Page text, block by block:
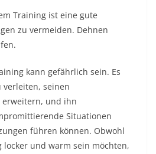
Training ist eine gute
zu vermeiden. Dehnen
kann gefährlich sein. Es
verleiten, seinen
erweitern, und ihn
Situationen
führen können. Obwohl
locker und warm sein möchten,